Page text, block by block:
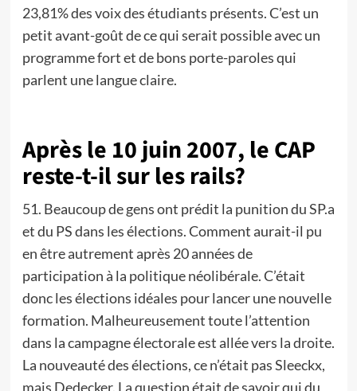
23,81% des voix des étudiants présents. C’est un
petit avant-goût de ce qui serait possible avec un
programme fort et de bons porte-paroles qui
parlent une langue claire.
Après le 10 juin 2007, le CAP
reste-t-il sur les rails?
51. Beaucoup de gens ont prédit la punition du SP.a
et du PS dans les élections. Comment aurait-il pu
en être autrement après 20 années de
participation à la politique néolibérale. C’était
donc les élections idéales pour lancer une nouvelle
formation. Malheureusement toute l’attention
dans la campagne électorale est allée vers la droite.
La nouveauté des élections, ce n’était pas Sleeckx,
mais Dedecker. La question était de savoir qui du